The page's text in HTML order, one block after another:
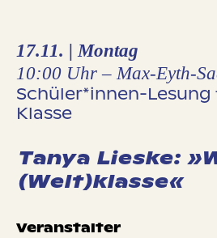
17.11. | Montag
10:00 Uhr– Max-Eyth-
Schüler*innen-Lesung
Klasse
Tanya Lieske:
(Welt)klasse«
Veranstalter